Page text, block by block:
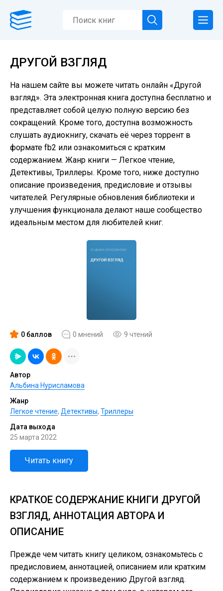
ДРУГОЙ ВЗГЛЯД
На нашем сайте вы можете читать онлайн «Другой
взгляд». Эта электронная книга доступна бесплатно и
представляет собой целую полную версию без
сокращений. Кроме того, доступна возможность
слушать аудиокнигу, скачать её через торрент в
формате fb2 или ознакомиться с кратким
содержанием. Жанр книги — Легкое чтение,
Детективы, Триллеры. Кроме того, ниже доступно
описание произведения, предисловие и отзывы
читателей. Регулярные обновления библиотеки и
улучшения функционала делают наше сообщество
идеальным местом для любителей книг.
0 баллов 0 мнений 9 чтений
Автор
Альбина Нурисламова
Жанр
Легкое чтение, Детективы, Триллеры
Дата выхода
25 марта 2022
Читать книгу
КРАТКОЕ СОДЕРЖАНИЕ КНИГИ ДРУГОЙ
ВЗГЛЯД, АННОТАЦИЯ АВТОРА И
ОПИСАНИЕ
Прежде чем читать книгу целиком, ознакомьтесь с
предисловием, аннотацией, описанием или кратким
содержанием к произведению Другой взгляд.